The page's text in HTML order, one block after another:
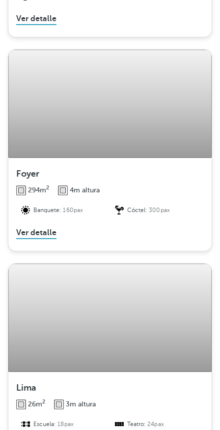
Ver detalle
Foyer
294m2 4m altura
Banquete:160pax Cóctel:300pax
Ver detalle
Lima
26m2 3m altura
Escuela:18pax Teatro:24pax